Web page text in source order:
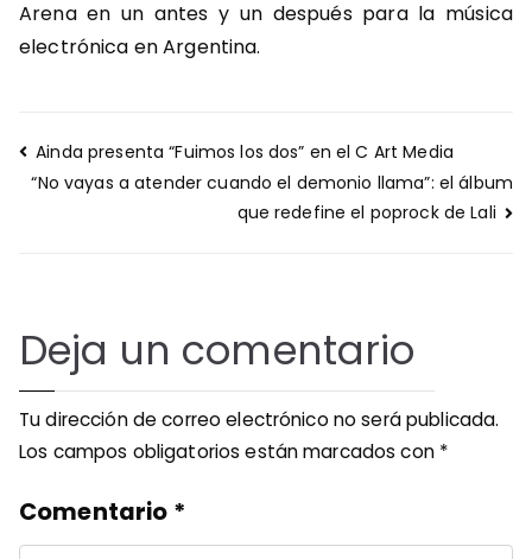
Arena en un antes y un después para la música
electrónica en Argentina.
Navegación
de
Ainda presenta “Fuimos los dos” en el C Art Media
“No vayas a atender cuando el demonio llama”: el álbum
que redefine el poprock de Lali
Deja un comentario
Tu dirección de correo electrónico no será publicada.
Los campos obligatorios están marcados con *
Comentario *